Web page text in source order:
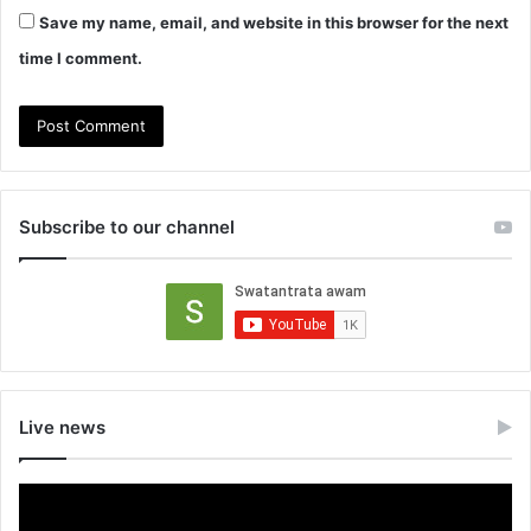
Save my name, email, and website in this browser for the next
time I comment.
Subscribe to our channel
Live news